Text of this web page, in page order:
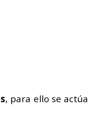
, para ello se actúa